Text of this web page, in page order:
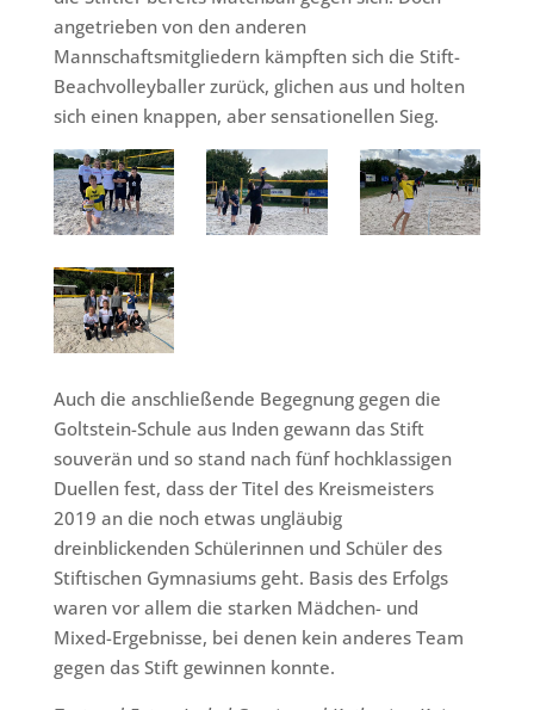
angetrieben von den anderen
Mannschaftsmitgliedern kämpften sich die Stift-
Beachvolleyballer zurück, glichen aus und holten
sich einen knappen, aber sensationellen Sieg.
Auch die anschließende Begegnung gegen die
Goltstein-Schule aus Inden gewann das Stift
souverän und so stand nach fünf hochklassigen
Duellen fest, dass der Titel des Kreismeisters
2019 an die noch etwas ungläubig
dreinblickenden Schülerinnen und Schüler des
Stiftischen Gymnasiums geht. Basis des Erfolgs
waren vor allem die starken Mädchen- und
Mixed-Ergebnisse, bei denen kein anderes Team
gegen das Stift gewinnen konnte.